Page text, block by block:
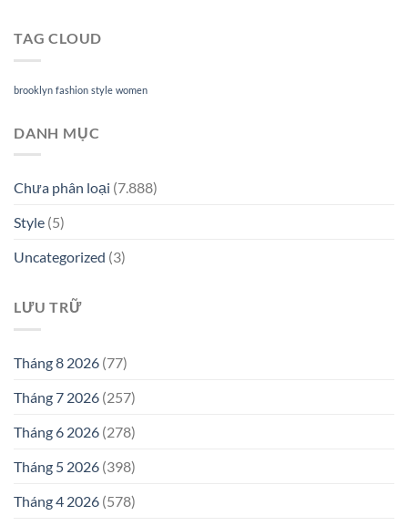
TAG CLOUD
brooklyn fashion style women
DANH MỤC
Chưa phân loại (7.888)
Style (5)
Uncategorized (3)
LƯU TRỮ
Tháng 8 2026 (77)
Tháng 7 2026 (257)
Tháng 6 2026 (278)
Tháng 5 2026 (398)
Tháng 4 2026 (578)